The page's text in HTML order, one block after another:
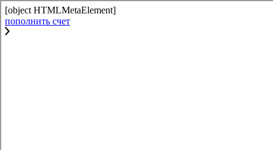
[object HTMLMetaElement]
пополнить счет